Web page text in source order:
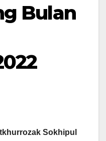
Bulan
Sokhipul